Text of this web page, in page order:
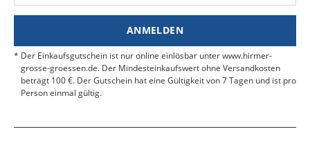
ANMELDEN
Der Einkaufsgutschein ist nur online einlösbar unter www.hirmer-
grosse-groessen.de. Der Mindesteinkaufswert ohne Versandkosten
beträgt 100 €. Der Gutschein hat eine Gültigkeit von 7 Tagen und ist pro
Person einmal gültig.